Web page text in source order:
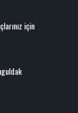
için